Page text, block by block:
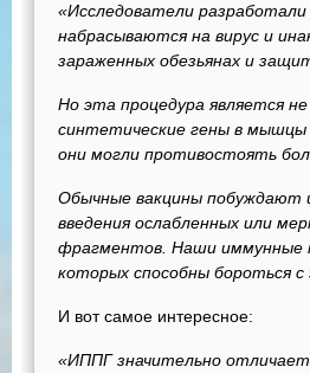
«Исследователи
набрасываются на вирус и
зараженных обезьянах и
Но эта процедура является
синтетические гены в
они могли противостоять
Обычные вакцины побуждают
введения ослабленных или
фрагментов. Наши иммунные
которых способны бороться
И вот самое интересное:
«ИППГ значительно